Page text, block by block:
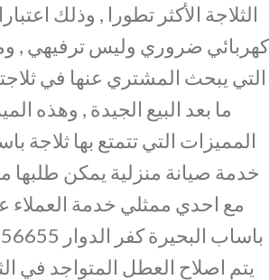
الثلاجة الأكثر تطورا , وذلك
كهربائي ضروري وليس ترفيهي ,
التي يبحث المشتري عنها في
ما بعد البيع الجيدة , وهذه
المميزات التي تتمتع بها ثلاجة
خدمة صيانة منزلية يمكن طلبها
مع احدي ممثلي خدمة العملاء
يتم اصلاح العطل المتواجد في